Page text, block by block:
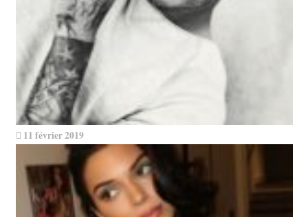
11 février 2019